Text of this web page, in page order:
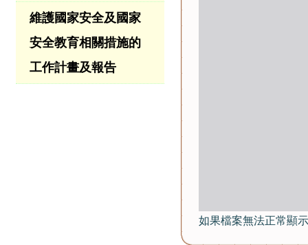
維護國家安全及國家
安全教育相關措施的
工作計畫及報告
如果檔案無法正常顯